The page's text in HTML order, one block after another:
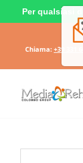
Chiama: +39 331
Per qualsiasi